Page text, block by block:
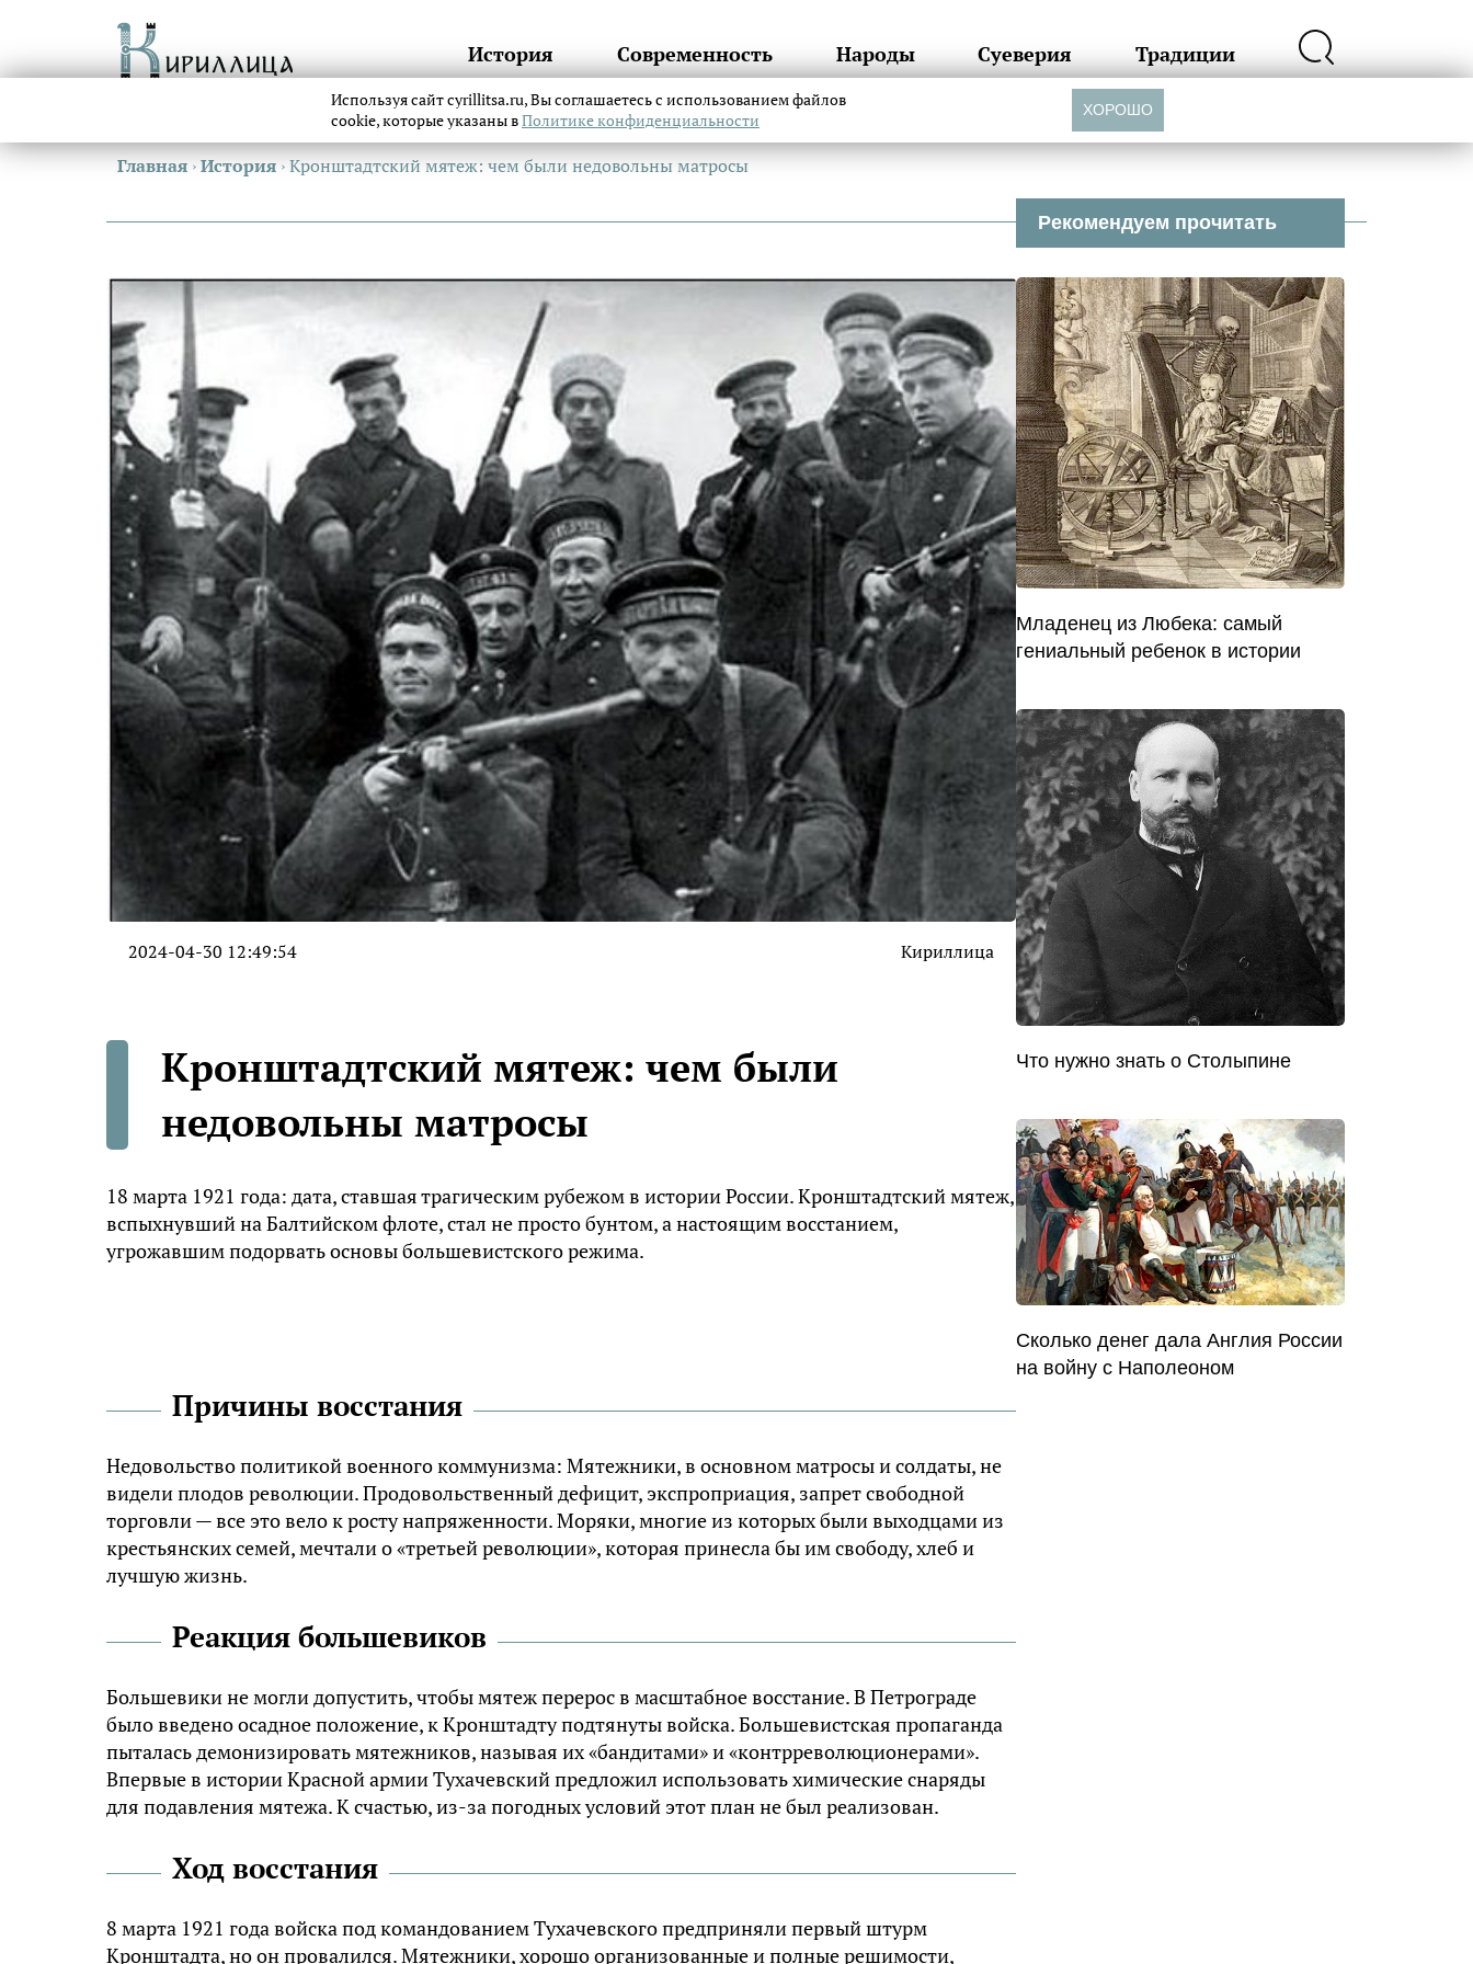
История Современность Народы Суеверия Традиции
Главная ›История ›Кронштадтский мятеж: чем были недовольны матросы
2024-04-30 12:49:54 Кириллица
Кронштадтский мятеж: чем были
недовольны матросы
18 марта 1921 года: дата, ставшая трагическим рубежом в истории России. Кронштадтский мятеж,
вспыхнувший на Балтийском флоте, стал не просто бунтом, а настоящим восстанием,
угрожавшим подорвать основы большевистского режима.
Причины восстания
Недовольство политикой военного коммунизма: Мятежники, в основном матросы и солдаты, не
видели плодов революции. Продовольственный дефицит, экспроприация, запрет свободной
торговли — все это вело к росту напряженности. Моряки, многие из которых были выходцами из
крестьянских семей, мечтали о «третьей революции», которая принесла бы им свободу, хлеб и
лучшую жизнь.
Реакция большевиков
Большевики не могли допустить, чтобы мятеж перерос в масштабное восстание. В Петрограде
было введено осадное положение, к Кронштадту подтянуты войска. Большевистская пропаганда
пыталась демонизировать мятежников, называя их «бандитами» и «контрреволюционерами».
Впервые в истории Красной армии Тухачевский предложил использовать химические снаряды
для подавления мятежа. К счастью, из-за погодных условий этот план не был реализован.
Ход восстания
8 марта 1921 года войска под командованием Тухачевского предприняли первый штурм
Кронштадта, но он провалился. Мятежники, хорошо организованные и полные решимости,
Рекомендуем прочитать
Младенец из Любека: самый
гениальный ребенок в истории
Что нужно знать о Столыпине
Сколько денег дала Англия России
на войну с Наполеоном
Используя сайт cyrillitsa.ru, Вы соглашаетесь с использованием файлов
cookie, которые указаны вПолитике конфиденциальности ХОРОШО